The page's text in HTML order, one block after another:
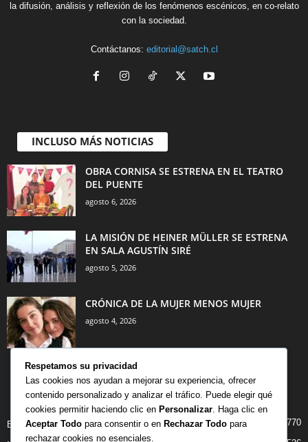
la difusión, análisis y reflexión de los fenómenos escénicos, en co-relato
con la sociedad.
Contáctanos: editorial@satch.cl
INCLUSO MÁS NOTICIAS
OBRA CORNISA SE ESTRENA EN EL TEATRO
DEL PUENTE
agosto 6, 2026
LA MISIÓN DE HEINER MÜLLER SE ESTRENA
EN SALA AGUSTÍN SIRÉ
agosto 5, 2026
CRÓNICA DE LA MUJER MENOS MUJER
agosto 4, 2026
CATEGORÍA POPULAR
BIBLIOTECA 770
Respetamos su privacidad
Las cookies nos ayudan a mejorar su experiencia, ofrecer
contenido personalizado y analizar el tráfico. Puede elegir qué
cookies permitir haciendo clic en Personalizar . Haga clic en
Aceptar Todo para consentir o en Rechazar Todo para
rechazar cookies no esenciales.